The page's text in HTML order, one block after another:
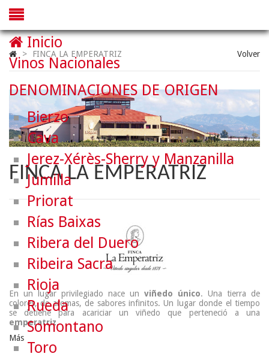
> FINCA LA EMPERATRIZ Volver
FINCA LA EMPERATRIZ
En un lugar privilegiado nace un viñedo único. Una tierra de
colores, de aromas, de sabores infinitos. Un lugar donde el tiempo
se detiene para acariciar un viñedo que perteneció a una
emperatriz.
Más
Inicio
Vinos Nacionales
DENOMINACIONES DE ORIGEN
Bierzo
Cava
Jerez-Xérès-Sherry y Manzanilla
Jumilla
Priorat
Rías Baixas
Ribera del Duero
Ribeira Sacra
Rioja
Rueda
Somontano
Toro